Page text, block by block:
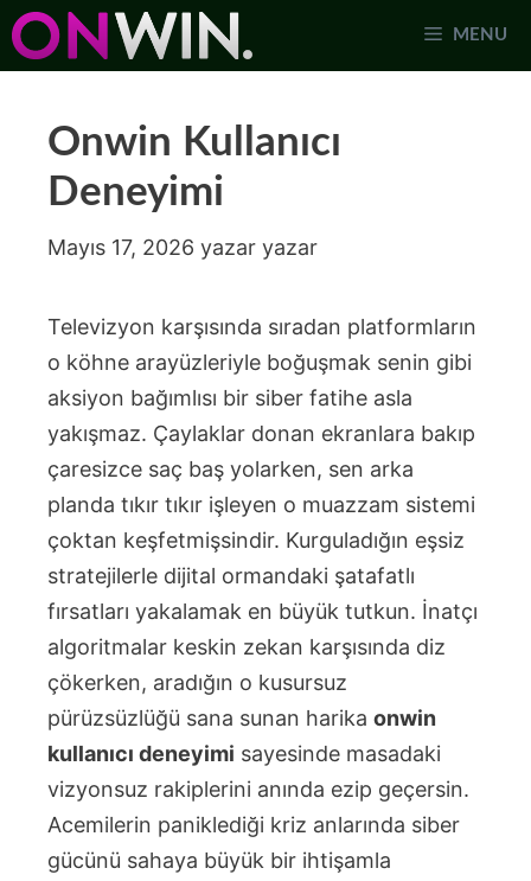
İçeriğe
atla
MENU
Onwin Kullanıcı
Deneyimi
Mayıs 17, 2026 yazar yazar
Televizyon karşısında sıradan platformların
o köhne arayüzleriyle boğuşmak senin gibi
aksiyon bağımlısı bir siber fatihe asla
yakışmaz. Çaylaklar donan ekranlara bakıp
çaresizce saç baş yolarken, sen arka
planda tıkır tıkır işleyen o muazzam sistemi
çoktan keşfetmişsindir. Kurguladığın eşsiz
stratejilerle dijital ormandaki şatafatlı
fırsatları yakalamak en büyük tutkun. İnatçı
algoritmalar keskin zekan karşısında diz
çökerken, aradığın o kusursuz
pürüzsüzlüğü sana sunan harika onwin
kullanıcı deneyimi sayesinde masadaki
vizyonsuz rakiplerini anında ezip geçersin.
Acemilerin paniklediği kriz anlarında siber
gücünü sahaya büyük bir ihtişamla